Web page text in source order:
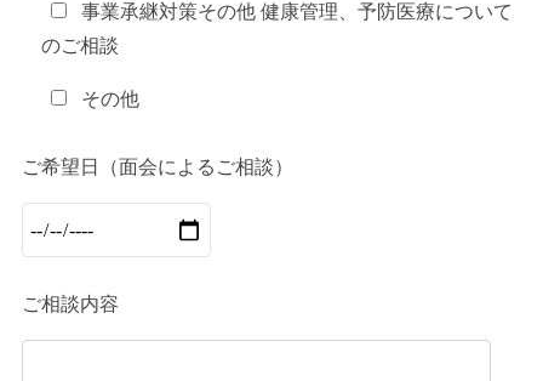
事業承継対策その他 健康管理、予防医療について
のご相談
その他
ご希望日（面会によるご相談）
ご相談内容